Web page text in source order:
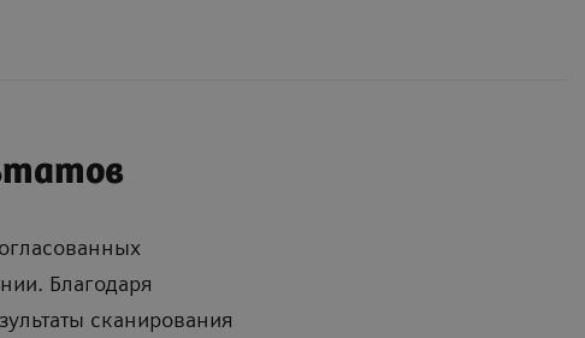
Благодаря
сканирования